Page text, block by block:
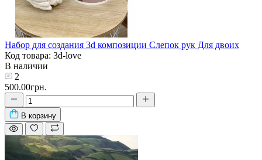
Набор для создания 3d композиции Слепок рук Для двоих
Код товара: 3d-love
В наличии
2
500.00грн.
В корзину